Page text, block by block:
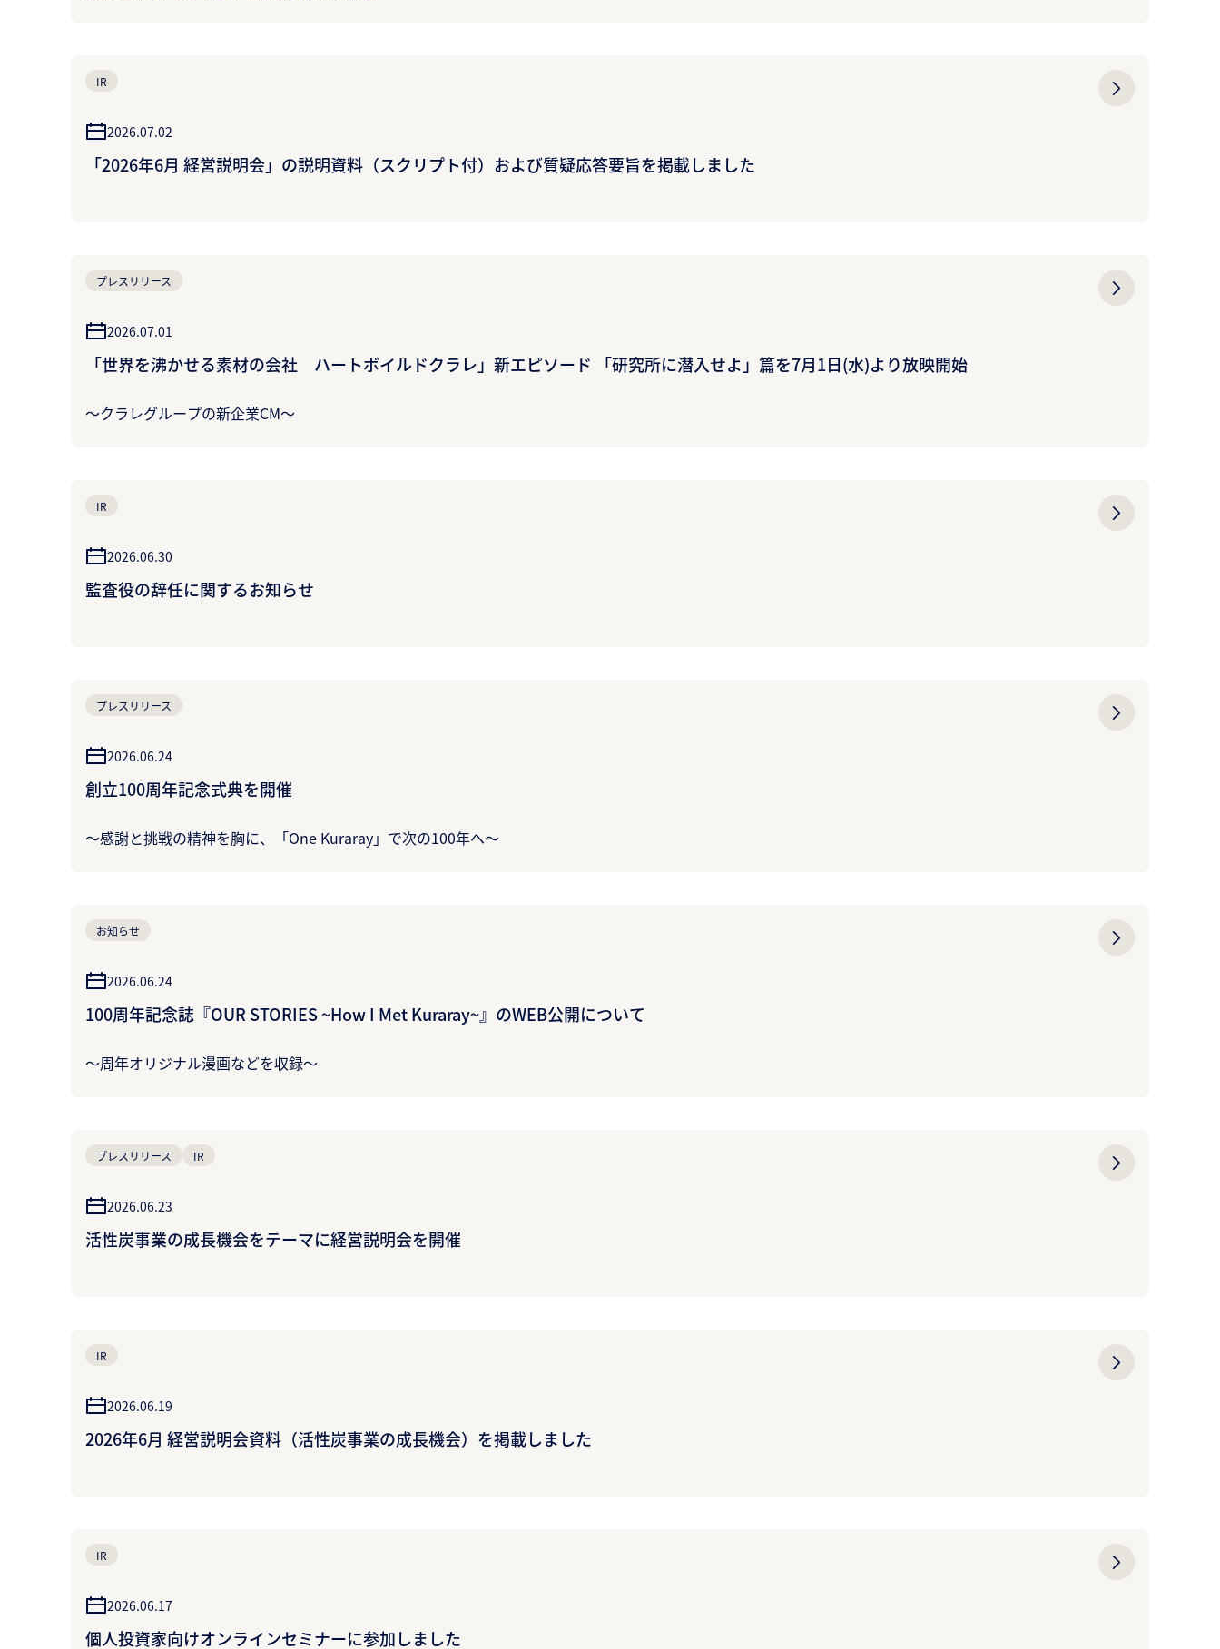
IR
2026.07.02
「2026年6月 経営説明会」の説明資料（スクリプト付）および質疑応答要旨を掲載しました
プレスリリース
2026.07.01
「世界を沸かせる素材の会社 ハートボイルドクラレ」新エピソード 「研究所に潜入せよ」篇を7月1日(水)より放映開始
～クラレグループの新企業CM～
IR
2026.06.30
監査役の辞任に関するお知らせ
プレスリリース
2026.06.24
創立100周年記念式典を開催
～感謝と挑戦の精神を胸に、「One Kuraray」で次の100年へ～
お知らせ
2026.06.24
100周年記念誌『OUR STORIES ~How I Met Kuraray~』のWEB公開について
～周年オリジナル漫画などを収録～
プレスリリース IR
2026.06.23
活性炭事業の成長機会をテーマに経営説明会を開催
IR
2026.06.19
2026年6月 経営説明会資料（活性炭事業の成長機会）を掲載しました
IR
2026.06.17
個人投資家向けオンラインセミナーに参加しました